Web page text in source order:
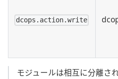
dcops.action.write
モジュールは相互に分離さ